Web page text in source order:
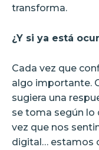
transforma.
¿Y si ya está
Cada vez que
algo importante.
sugiera una
se toma según lo
vez que nos
digital… estamos